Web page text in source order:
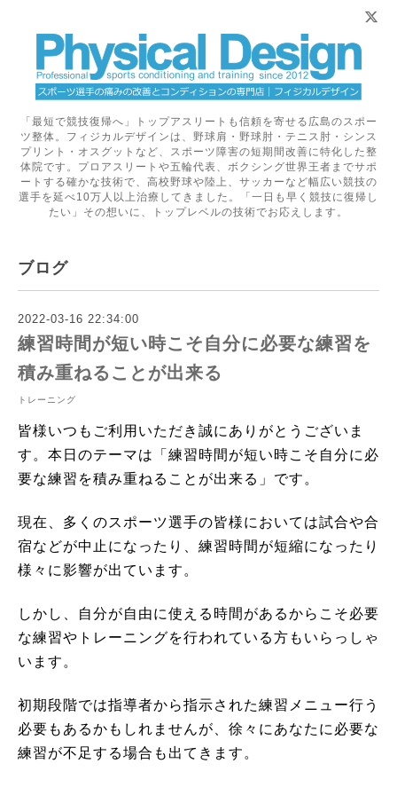
「最短で競技復帰へ」トップアスリートも信頼を寄せる広島のスポー
ツ整体。フィジカルデザインは、野球肩・野球肘・テニス肘・シンス
プリント・オスグットなど、スポーツ障害の短期間改善に特化した整
体院です。プロアスリートや五輪代表、ボクシング世界王者までサポ
ートする確かな技術で、高校野球や陸上、サッカーなど幅広い競技の
選手を延べ10万人以上治療してきました。「一日も早く競技に復帰し
たい」その想いに、トップレベルの技術でお応えします。
ブログ
2022-03-16 22:34:00
練習時間が短い時こそ自分に必要な練習を
積み重ねることが出来る
トレーニング
皆様いつもご利用いただき誠にありがとうございま
す。本日のテーマは「練習時間が短い時こそ自分に必
要な練習を積み重ねることが出来る」です。
現在、多くのスポーツ選手の皆様においては試合や合
宿などが中止になったり、練習時間が短縮になったり
様々に影響が出ています。
しかし、自分が自由に使える時間があるからこそ必要
な練習やトレーニングを行われている方もいらっしゃ
います。
初期段階では指導者から指示された練習メニュー行う
必要もあるかもしれませんが、徐々にあなたに必要な
練習が不足する場合も出てきます。